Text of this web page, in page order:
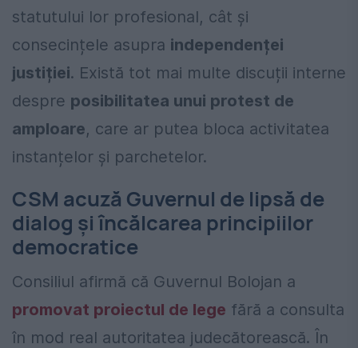
statutului lor profesional, cât și
consecințele asupra independenței
justiției. Există tot mai multe discuții interne
despre posibilitatea unui protest de
amploare, care ar putea bloca activitatea
instanțelor și parchetelor.
CSM acuză Guvernul de lipsă de
dialog și încălcarea principiilor
democratice
Consiliul afirmă că Guvernul Bolojan a
promovat proiectul de lege fără a consulta
în mod real autoritatea judecătorească. În